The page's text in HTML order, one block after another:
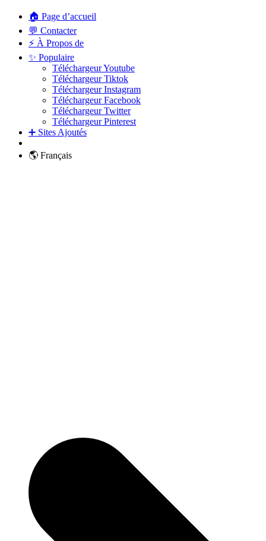
🏠 Page d’accueil
💬 Contacter
⚡ À Propos de
✨ Populaire
Téléchargeur Youtube
Téléchargeur Tiktok
Téléchargeur Instagram
Téléchargeur Facebook
Téléchargeur Twitter
Téléchargeur Pinterest
➕ Sites Ajoutés
🌎 Français